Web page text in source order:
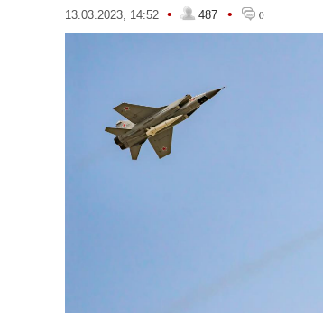
13.03.2023, 14:52 • 487 • 0